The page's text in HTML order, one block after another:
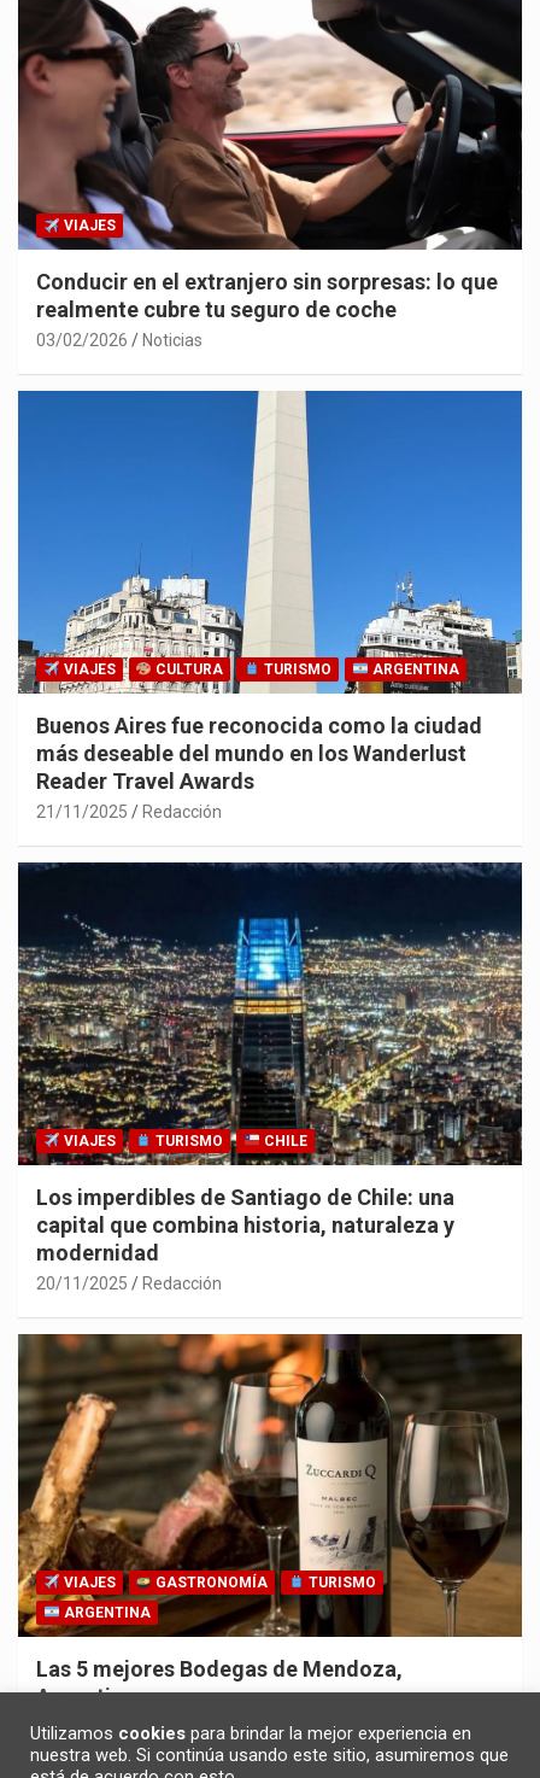
VIAJES
Conducir en el extranjero sin sorpresas: lo que
realmente cubre tu seguro de coche
03/02/2026 Noticias
VIAJES CULTURA TURISMO ARGENTINA
Buenos Aires fue reconocida como la ciudad
más deseable del mundo en los Wanderlust
Reader Travel Awards
21/11/2025 Redacción
VIAJES TURISMO CHILE
Los imperdibles de Santiago de Chile: una
capital que combina historia, naturaleza y
modernidad
20/11/2025 Redacción
VIAJES GASTRONOMÍA
TURISMO
ARGENTINA
Las 5 mejores Bodegas de Mendoza,
Argentina
30/10/2025 Redacción
Utilizamos cookies para brindar la mejor experiencia en
nuestra web. Si continúa usando este sitio, asumiremos que